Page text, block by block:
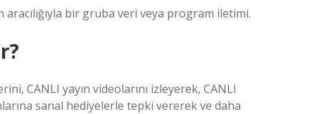
bir gruba veri veya program iletimi.
CANLI yayın videolarını izleyerek, CANLI
sanal hediyelerle tepki vererek ve daha